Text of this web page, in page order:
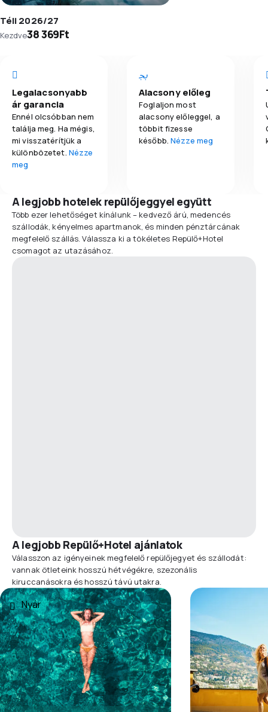
Téli 2026/27
Kezdve38 369Ft
Legalacsonyabb
ár garancia
Ennél olcsóbban nem
találja meg. Ha mégis,
mi visszatérítjük a
különbözetet. Nézze
meg
Alacsony előleg
Foglaljon most
alacsony előleggel, a
többit fizesse
később.Nézze meg
A legjobb hotelek repülőjeggyel együtt
Több ezer lehetőséget kínálunk – kedvező árú, medencés
szállodák, kényelmes apartmanok, és minden pénztárcának
megfelelő szállás. Válassza ki a tökéletes Repülő+Hotel
csomagot az utazásához.
A legjobb Repülő+Hotel ajánlatok
Válasszon az igényeinek megfelelő repülőjegyet és szállodát:
vannak ötleteink hosszú hétvégékre, szezonális
kiruccanásokra és hosszú távú utakra.
Nyár